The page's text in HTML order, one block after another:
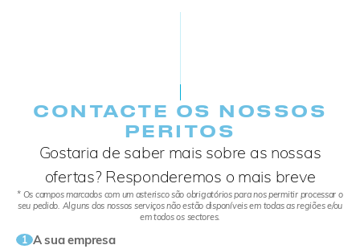
CONTACTE OS NOSSOS
PERITOS
Gostaria de saber mais sobre as nossas
ofertas? Responderemos o mais breve
* Os campos marcados com um asterisco são obrigatórios para nos permitir processar o
seu pedido. Alguns dos nossos serviços não estão disponíveis em todas as regiões e/ou
em todos os sectores.
1 A sua empresa